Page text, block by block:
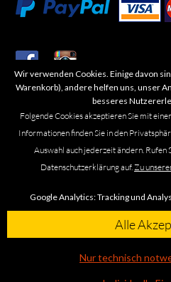
​Letzte
Marken- oder Warenzeichen werden in
gemacht. Das Fehlen einer solchen
handelt. Alle genannten Marken,
und
Designrechte des jeweiligen
ausschließlich in unseren
Wir verwenden Cookies. Einige davon
Warenkorb), andere helfen uns, unser
besseres
Folgende Cookies akzeptieren Sie mit
Informationen finden Sie in den
Auswahl auch jederzeit ändern. Rufen
Datenschutzerklärung auf.Zu
Google Analytics:Tracking und
Nur technisch
Alle